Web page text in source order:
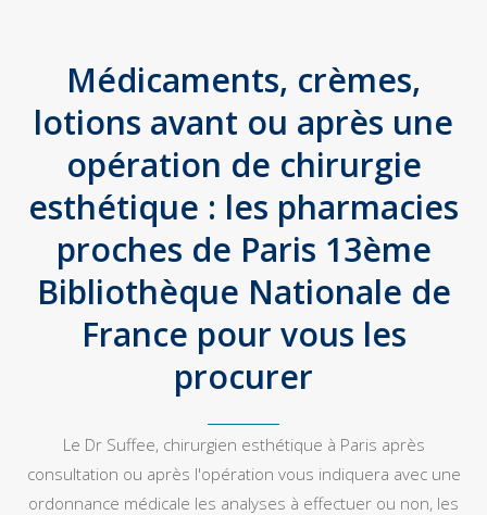
Médicaments, crèmes,
lotions avant ou après une
opération de chirurgie
esthétique : les pharmacies
proches de Paris 13ème
Bibliothèque Nationale de
France pour vous les
procurer
Le Dr Suffee, chirurgien esthétique à Paris après
consultation ou après l'opération vous indiquera avec une
ordonnance médicale les analyses à effectuer ou non, les